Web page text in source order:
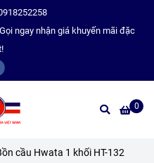
ngay nhận giá khuyến mãi đặc
0
cầu Hwata 1 khối HT-132